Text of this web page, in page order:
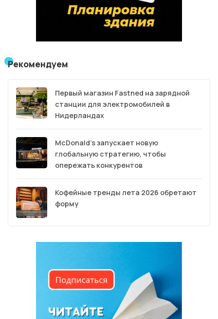
Рекомендуем
Первый магазин Fastned на зарядной
станции для электромобилей в
Нидерландах
McDonald’s запускает новую
глобальную стратегию, чтобы
опережать конкурентов
Кофейные тренды лета 2026 обретают
форму